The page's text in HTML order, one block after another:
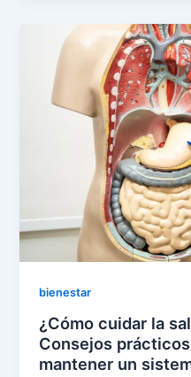
bienestar
¿Cómo cuidar la
Consejos
mantener un